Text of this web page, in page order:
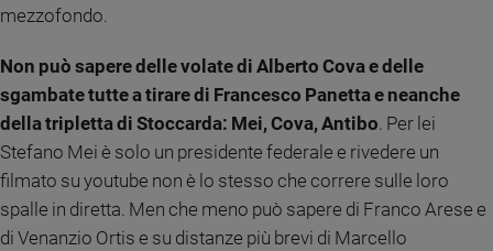
inclusione
Costume
Cultura
spettacoli
Sanremo
mezzofondo.
Non può sapere delle volate di Alberto Cova e delle
sgambate tutte a tirare di Francesco Panetta e neanche
della tripletta di Stoccarda: Mei, Cova, Antibo. Per lei
Stefano Mei è solo un presidente federale e rivedere un
filmato su youtube non è lo stesso che correre sulle loro
spalle in diretta. Men che meno può sapere di Franco Arese e
di Venanzio Ortis e su distanze più brevi di Marcello